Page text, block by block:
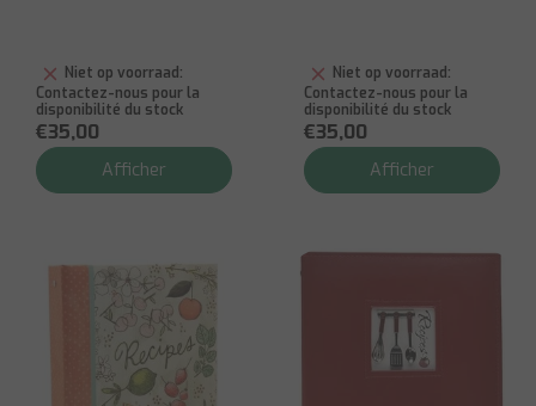
Niet op voorraad:
Contactez-nous pour la
disponibilité du stock
€35,00
Afficher
Niet op voorraad:
Contactez-nous pour la
disponibilité du stock
€35,00
Afficher